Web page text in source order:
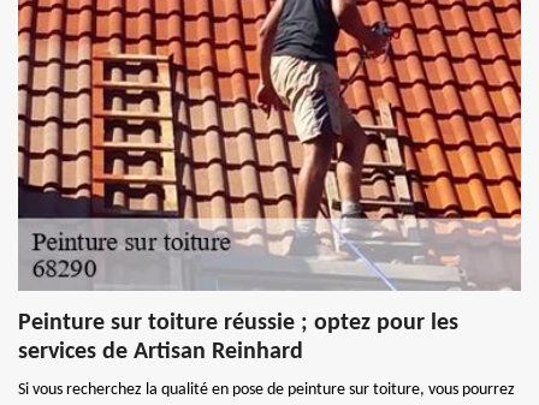
Peinture sur toiture réussie ; optez pour les
services de Artisan Reinhard
Si vous recherchez la qualité en pose de peinture sur toiture, vous pourrez